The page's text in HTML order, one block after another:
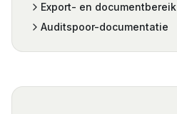
Export- en documentbereik
Auditspoor-documentatie